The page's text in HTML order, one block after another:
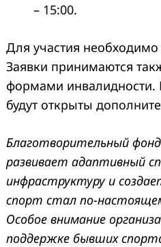
– 15:00.
Для участия необходимо
Заявки принимаются
формами инвалидности.
будут открыты
Благотворительный фонд
развивает адаптивный
инфраструктуру и
спорт стал по-
Особое внимание
поддержке бывших